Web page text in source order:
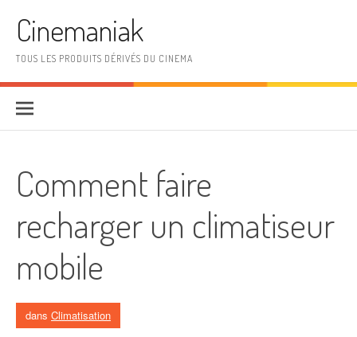
Cinemaniak
TOUS LES PRODUITS DÉRIVÉS DU CINEMA
Comment faire
recharger un climatiseur
mobile
dans Climatisation